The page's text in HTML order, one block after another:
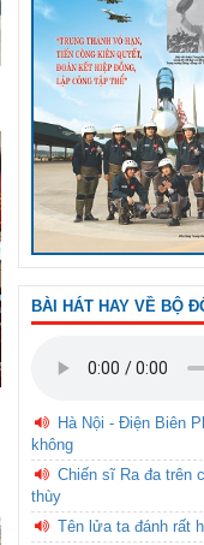
BÀI HÁT HAY VỀ BỘ
Hà Nội - Điện Biên
không
Chiến sĩ Ra đa trên
thùy
Tên lửa ta đánh rất